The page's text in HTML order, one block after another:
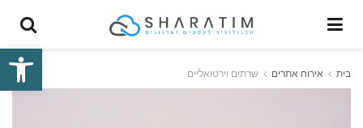
פתח
בית אירוח אתרים שרתים וירטואליים